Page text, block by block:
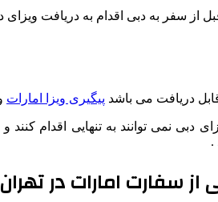
از سفر به دبی اقدام به دریافت ویزای
دریافت می باشد پیگیری ویزا امارات و
دریافت ویزای دبی نمی توانند به تنهایی
.
از سفارت امارات در